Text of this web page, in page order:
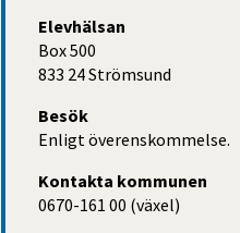
Elevhälsan
Box 500
833 24 Strömsund
Besök
Enligt överenskommelse.
Kontakta kommunen
0670-161 00 (växel)